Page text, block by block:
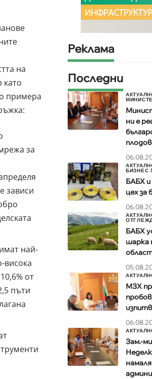
на
като
примера
за
зависи
най-
висока
от
пъти
Реклама
Последни
ни е
БИЗНЕС
БАБХ и
цех за
БАБХ
шарка
МЗХ
Зам.-